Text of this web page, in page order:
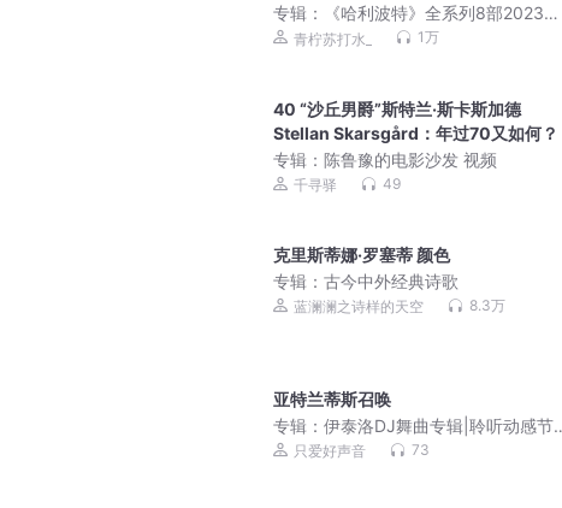
专辑：
《哈利波特》全系列8部2023全
新解读：揭开霍格沃茨魔法世界的秘密 |
青柠苏打水_ 1万
40 “沙丘男爵”斯特兰·斯卡斯加德
Stellan Skarsgård：年过70又如何？
专辑： 陈鲁豫的电影沙发 视频
千寻驿 49
克里斯蒂娜·罗塞蒂 颜色
专辑： 古今中外经典诗歌
蓝澜澜之诗样的天空 8.3万
亚特兰蒂斯召唤
专辑： 伊泰洛DJ舞曲专辑|聆听动感节
奏| 只爱好声音 73